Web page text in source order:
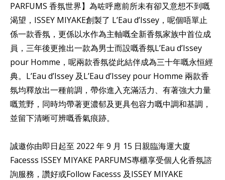
PARFUMS 香氛世界】為咗呼應前所未有卻又意想不到嘅
渴望，ISSEY MIYAKE創製了 L’Eau d’Issey，呢個唔單止
係一款香氛，更係以水作為主軸嘅全新香氛家族中首位成
員，三年後更推出一款為男士而設嘅香氛L’Eau d’Issey
pour Homme，呢兩款香氛從此結伴成為三十年嘅永恒經
典。L’Eau d’Issey 及L’Eau d’Issey pour Homme 兩款香
氛均釋放出一種前調，帶你進入充滿活力、有著強大力量
嘅荒野，同時均帶著更濃郁及更具包容力嘅中調和基調，
並留下清晰可辨嘅香氣痕跡。
誠邀你由即日起至 2022 年 9 月 15 日親臨海運大廈
Facesss ISSEY MIYAKE PARFUMS專櫃享受個人化香氛諮
詢服務，讚好或Follow Facesss 及ISSEY MIYAKE